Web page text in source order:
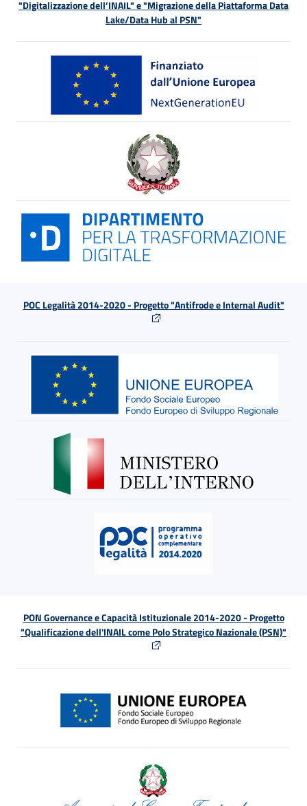
"Digitalizzazione dell’INAIL" e "Migrazione della Piattaforma Data
Lake/Data Hub al PSN"
POC Legalità 2014-2020 - Progetto "Antifrode e Internal Audit"
PON Governance e Capacità Istituzionale 2014-2020 - Progetto
"Qualificazione dell'INAIL come Polo Strategico Nazionale (PSN)"